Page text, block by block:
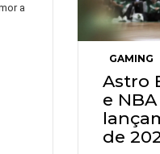
a
GAMING
Astro
e
de